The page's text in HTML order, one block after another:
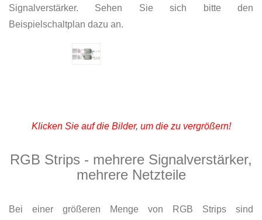
Signalverstärker. Sehen Sie sich bitte den
Beispielschaltplan dazu an.
Klicken Sie auf die Bilder, um die zu vergrößern!
RGB Strips - mehrere Signalverstärker,
mehrere Netzteile
Bei einer größeren Menge von RGB Strips sind